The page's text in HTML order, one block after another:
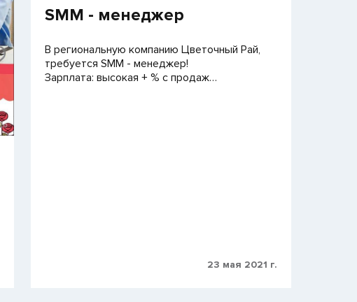
SMM - менеджер
В региональную компанию Цветочный Рай,
требуется SMM - менеджер!
Зарплата: высокая + % с продаж…
23 мая 2021 г.